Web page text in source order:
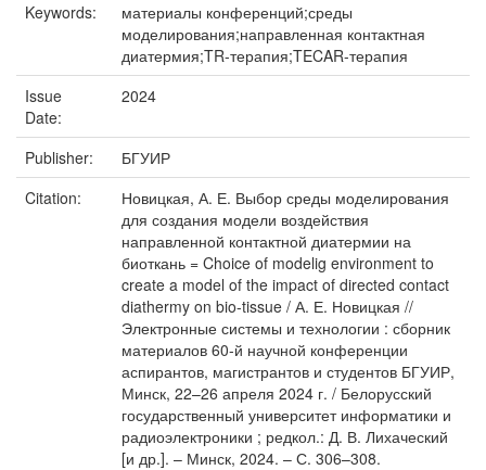
Keywords:
материалы конференций;среды
моделирования;направленная контактная
диатермия;TR-терапия;TECAR-терапия
Issue
Date:
2024
Publisher:
БГУИР
Citation:
Новицкая, А. Е. Выбор среды моделирования
для создания модели воздействия
направленной контактной диатермии на
биоткань = Choice of modelig environment to
create a model of the impact of directed contact
diathermy on bio-tissue / А. Е. Новицкая //
Электронные системы и технологии : сборник
материалов 60-й научной конференции
аспирантов, магистрантов и студентов БГУИР,
Минск, 22–26 апреля 2024 г. / Белорусский
государственный университет информатики и
радиоэлектроники ; редкол.: Д. В. Лихаческий
[и др.]. – Минск, 2024. – С. 306–308.